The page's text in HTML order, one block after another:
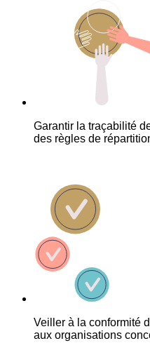
Garantir la traçabilité
des règles de
Veiller à la conformité
aux organisations